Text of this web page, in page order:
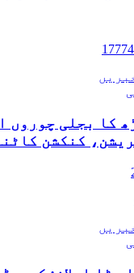
کا بجلی چوروں
کنکشن